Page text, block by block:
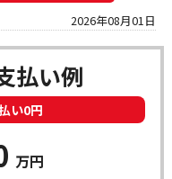
2026年08月01日
払い例
い0円
万円